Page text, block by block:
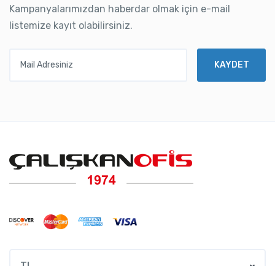
Kampanyalarımızdan haberdar olmak için e-mail
listemize kayıt olabilirsiniz.
KAYDET